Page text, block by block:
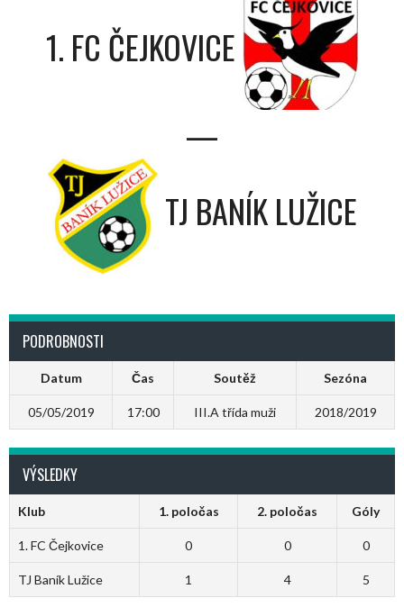
1. FC ČEJKOVICE
—
TJ BANÍK LUŽICE
PODROBNOSTI
Datum Čas Soutěž Sezóna
05/05/2019 17:00 III.A třída muži 2018/2019
VÝSLEDKY
Klub 1. poločas 2. poločas Góly
1. FC Čejkovice 0 0 0
TJ Baník Lužice 1 4 5